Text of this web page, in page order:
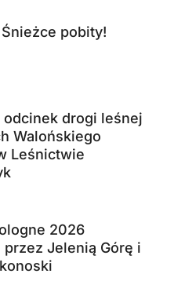
pobity!
odcinek drogi leśnej
Walońskiego
Leśnictwie
2026
Jelenią Górę i